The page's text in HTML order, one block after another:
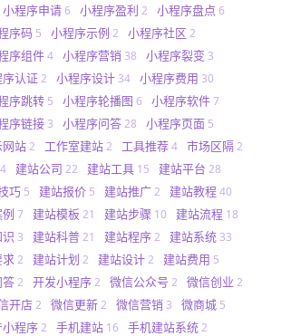
小程序申请6 小程序盈利 2 小程序盘点 6
序码 5 小程序示例 2 小程序社区 2
序组件4 小程序营销 38 小程序裂变 3
认证2 小程序设计 34 小程序费用 30
序跳转 5 小程序轮播图 6 小程序软件7
序链接 3 小程序问答28 小程序页面 5
网站2 工作室建站2 工具推荐4 市场区隔2
4 建站公司 22 建站工具 15 建站平台 28
巧 5 建站报价 5 建站推广2 建站教程40
7 建站模板 21 建站步骤 10 建站流程 18
3 建站科普21 建站程序2 建站系统 33
求2 建站计划 2 建站设计2 建站费用 5
答2 开发小程序2 微信公众号 2 微信创业 2
开店2 微信更新2 微信营销 3 微商城 5
程序2 手机建站 16 手机建站系统2